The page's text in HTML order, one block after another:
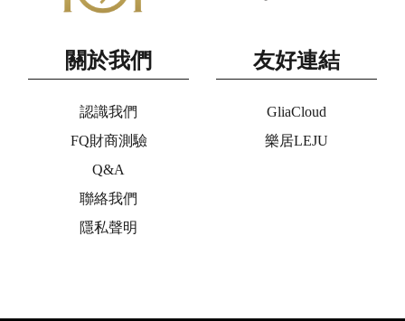
關於我們
認識我們
FQ財商測驗
Q&A
聯絡我們
隱私聲明
友好連結
GliaCloud
樂居LEJU